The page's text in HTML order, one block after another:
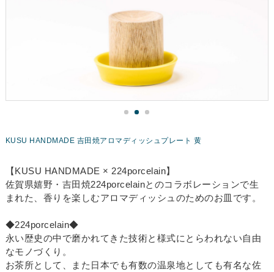
KUSU HANDMADE 吉田焼アロマディッシュプレート 黄
【KUSU HANDMADE × 224porcelain】
佐賀県嬉野・吉田焼224porcelainとのコラボレーションで生
まれた、香りを楽しむアロマディッシュのためのお皿です。
◆224porcelain◆
永い歴史の中で磨かれてきた技術と様式にとらわれない自由
なモノづくり。
お茶所として、また日本でも有数の温泉地としても有名な佐